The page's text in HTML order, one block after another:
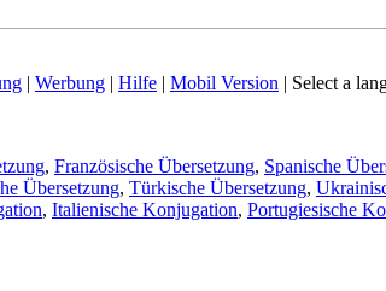
| Werbung | Hilfe | Mobil Version | Select a
, Französische Übersetzung, Spanische
Übersetzung, Türkische Übersetzung,
, Italienische Konjugation, Portugiesische